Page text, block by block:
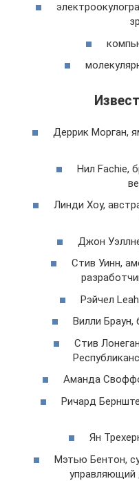
Деррик Морган,
Нил Fachie,
Линди Хоу,
Джон
Стив Уинн,
Рэйчел
Вилли
Стив
Аманда
Ричард
Ян
Мэтью Бентон,
управляющий